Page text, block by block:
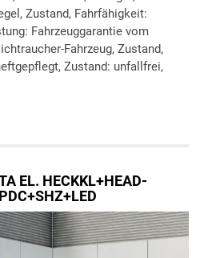
Zustand, Fahrfähigkeit:
Fahrzeuggarantie vom
Fahrzeug, Zustand,
Zustand: unfallfrei,
drucken
EL. HECKKL+HEAD-